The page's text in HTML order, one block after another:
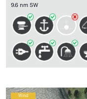
9.6 nm SW
Wind